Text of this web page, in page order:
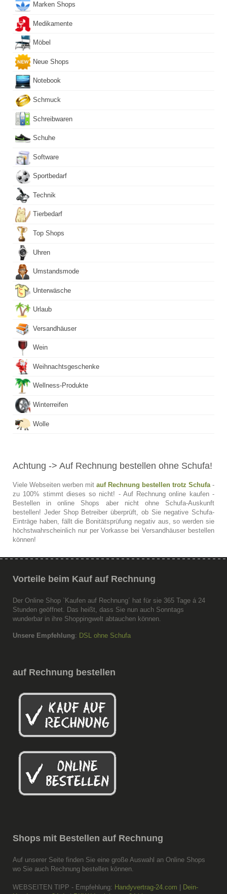
Marken Shops
Medikamente
Möbel
Neue Shops
Notebook
Schmuck
Schreibwaren
Schuhe
Software
Sportbedarf
Technik
Tierbedarf
Top Shops
Uhren
Umstandsmode
Unterwäsche
Urlaub
Versandhäuser
Wein
Weihnachtsgeschenke
Wellness-Produkte
Winterreifen
Wolle
Achtung -> Auf Rechnung bestellen ohne Schufa!
Viele Webseiten werben mit auf Rechnung bestellen trotz Schufa-
zu 100% stimmt dieses so nicht! - Auf Rechnung online kaufen -
Bestellen in online Shops aber nicht ohne Schufa-Auskunft
bestellen! Jeder Shop Betreiber überprüft, ob Sie negative Schufa-
Einträge haben, fällt die Bonitätsprüfung negativ aus, so werden sie
höchstwahrscheinlich nur per Vorkasse bei Versandhäuser bestellen
können!
Vorteile beim Kauf auf Rechnung
Der Online Shop `Kaufen auf Rechnung´ hat für sie 365 Tage á 24
Stunden geöffnet. Das heißt, dass Sie nun auch Sonntags
wunderbar in ihre Shoppingwelt abtauchen können.
Unsere Empfehlung: DSL ohne Schufa
auf Rechnung bestellen
Shops mit Bestellen auf Rechnung
Auf unserer Seite finden Sie eine große Auswahl an Online Shops
wo Sie auch Rechnung bestellen können.
WEBSEITEN TIPP - Empfehlung: Handyvertrag-24.com
Dein-